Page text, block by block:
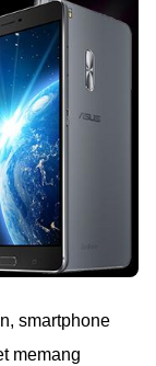
smartphone
memang